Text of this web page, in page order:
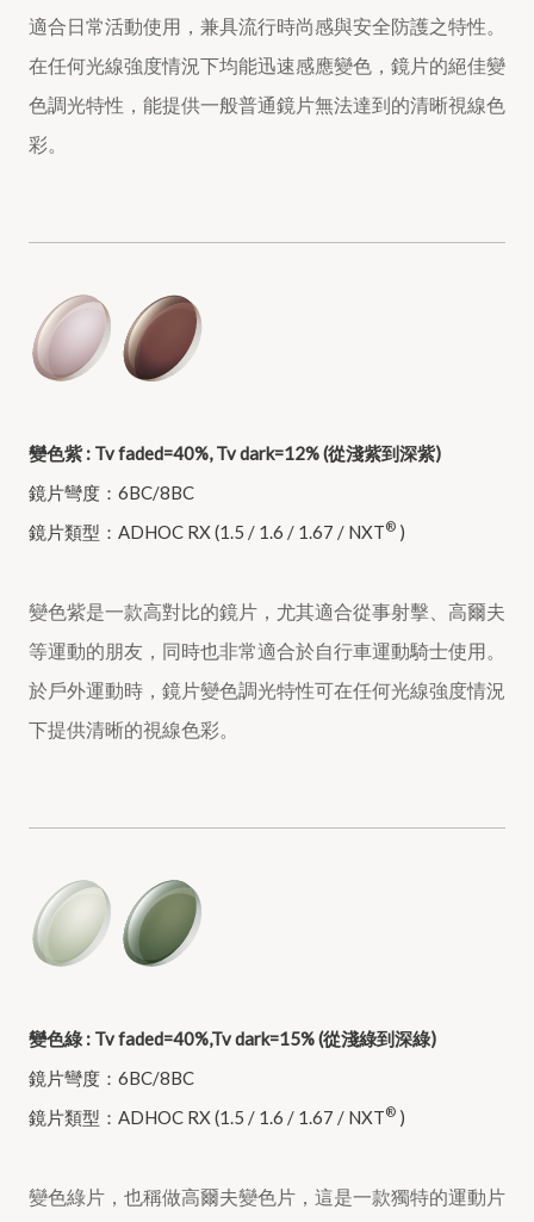
適合日常活動使用，兼具流行時尚感與安全防護之特性。
在任何光線強度情況下均能迅速感應變色，鏡片的絕佳變
色調光特性，能提供一般普通鏡片無法達到的清晰視線色
彩。
變色紫 : Tv faded=40%, Tv dark=12% (從淺紫到深紫)
鏡片彎度：6BC/8BC
鏡片類型：ADHOC RX (1.5 / 1.6 / 1.67 / NXT® )
變色紫是一款高對比的鏡片，尤其適合從事射擊、高爾夫
等運動的朋友，同時也非常適合於自行車運動騎士使用。
於戶外運動時，鏡片變色調光特性可在任何光線強度情況
下提供清晰的視線色彩。
變色綠 : Tv faded=40%,Tv dark=15% (從淺綠到深綠)
鏡片彎度：6BC/8BC
鏡片類型：ADHOC RX (1.5 / 1.6 / 1.67 / NXT® )
變色綠片，也稱做高爾夫變色片，這是一款獨特的運動片